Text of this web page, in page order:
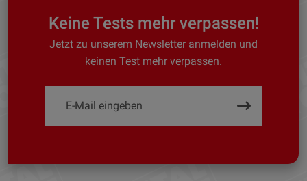
Keine Tests mehr verpassen!
Jetzt zu unserem Newsletter anmelden und
keinen Test mehr verpassen.